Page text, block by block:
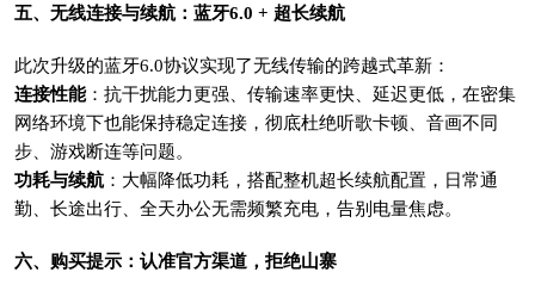
五、无线连接与续航：蓝牙6.0 + 超长续航
此次升级的蓝牙6.0协议实现了无线传输的跨越式革新：
连接性能：抗干扰能力更强、传输速率更快、延迟更低，在密集
网络环境下也能保持稳定连接，彻底杜绝听歌卡顿、音画不同
步、游戏断连等问题。
功耗与续航 ：大幅降低功耗，搭配整机超长续航配置，日常通
勤、长途出行、全天办公无需频繁充电，告别电量焦虑。
六、购买提示：认准官方渠道，拒绝山寨